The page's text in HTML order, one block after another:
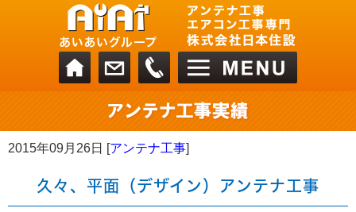
2015年09月26日 [アンテナ工事]
久々、平面（デザイン）アンテナ工事